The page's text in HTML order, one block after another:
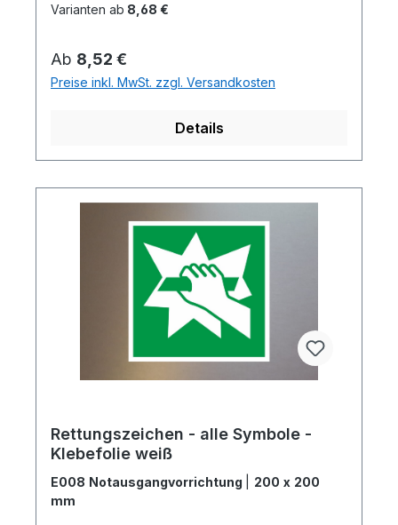
Varianten ab 8,68 €
Regulärer Preis:
Ab 8,52 €
Preise inkl. MwSt. zzgl. Versandkosten
Details
Rettungszeichen - alle Symbole -
Klebefolie weiß
E008 Notausgangvorrichtung
200 x 200
mm